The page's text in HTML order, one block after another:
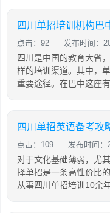
点击：92 发布时间：
四川是中国的教育大省
样的培训渠道。其中，
重要途径。在巴中这座
点击：109 发布时间：
对于文化基础薄弱，尤
择单招是一条高性价比
从事四川单招培训10余年